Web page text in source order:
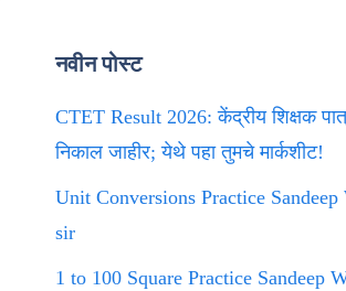
नवीन पोस्ट
CTET Result 2026: केंद्रीय शिक्षक
निकाल जाहीर; येथे पहा तुमचे मार्कशीट!
Unit Conversions Practice Sandeep
sir
1 to 100 Square Practice Sandeep